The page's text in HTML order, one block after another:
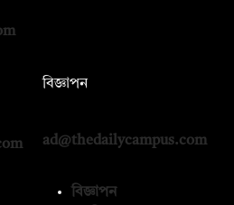
বিজ্ঞাপন
ad@thedailycampus.com
বিজ্ঞাপন